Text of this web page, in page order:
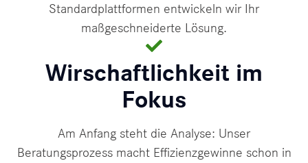
Standardplattformen entwickeln wir Ihr
maßgeschneiderte Lösung.
Wirschaftlichkeit im
Fokus
Am Anfang steht die Analyse: Unser
Beratungsprozess macht Effizienzgewinne schon in